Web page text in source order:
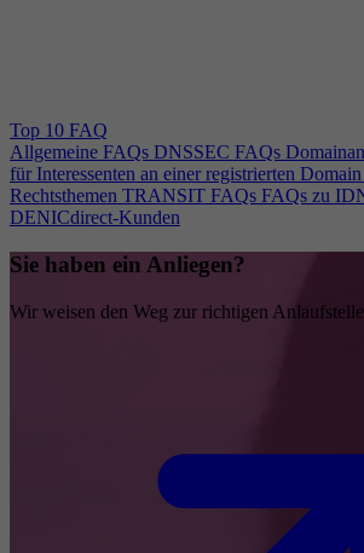
Top 10 FAQ
Allgemeine FAQs DNSSEC FAQs
für Interessenten an einer registrierten Domain
Rechtsthemen TRANSIT FAQs FAQs zu
DENICdirect-Kunden
Sie haben ein Anliegen?
Wir weisen den Weg zur richtigen Anlaufstelle